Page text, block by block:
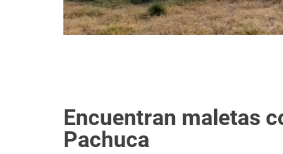
Encuentran maletas
Pachuca